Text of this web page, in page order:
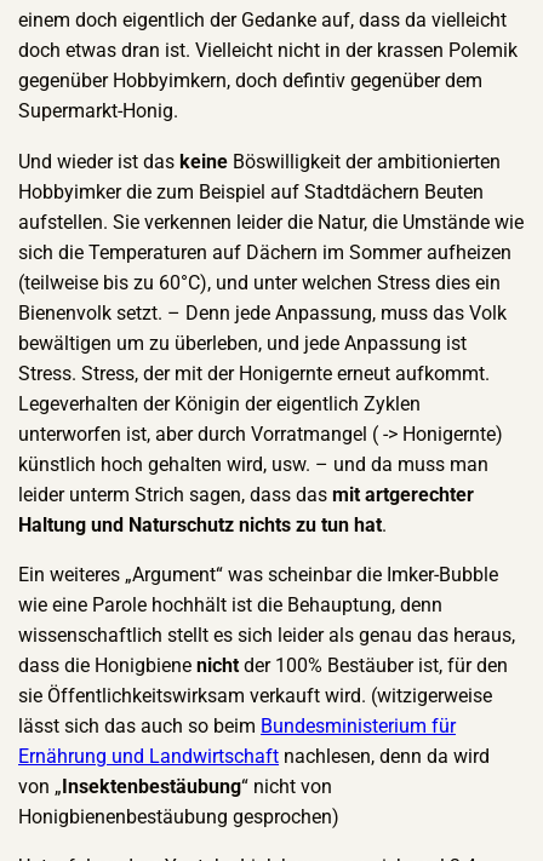
einem doch eigentlich der Gedanke auf, dass da vielleicht
doch etwas dran ist. Vielleicht nicht in der krassen Polemik
gegenüber Hobbyimkern, doch defintiv gegenüber dem
Supermarkt-Honig.
Und wieder ist daskeine Böswilligkeit der ambitionierten
Hobbyimker die zum Beispiel auf Stadtdächern Beuten
aufstellen. Sie verkennen leider die Natur, die Umstände wie
sich die Temperaturen auf Dächern im Sommer aufheizen
(teilweise bis zu 60°C), und unter welchen Stress dies ein
Bienenvolk setzt. – Denn jede Anpassung, muss das Volk
bewältigen um zu überleben, und jede Anpassung ist
Stress. Stress, der mit der Honigernte erneut aufkommt.
Legeverhalten der Königin der eigentlich Zyklen
unterworfen ist, aber durch Vorratmangel ( -> Honigernte)
künstlich hoch gehalten wird, usw. – und da muss man
leider unterm Strich sagen, dass dasmit artgerechter
Haltung und Naturschutz nichts zu tun hat.
Ein weiteres „Argument“ was scheinbar die Imker-Bubble
wie eine Parole hochhält ist die Behauptung, denn
wissenschaftlich stellt es sich leider als genau das heraus,
dass die Honigbienenichtder 100% Bestäuber ist, für den
sie Öffentlichkeitswirksam verkauft wird. (witzigerweise
lässt sich das auch so beim Bundesministerium für
Ernährung und Landwirtschaft nachlesen, denn da wird
von „Insektenbestäubung“ nicht von
Honigbienenbestäubung gesprochen)